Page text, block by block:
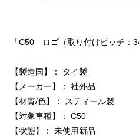
「C50 ロゴ（取り付けピッチ：
【製造国】： タイ製
【メーカー】： 社外品
【材質/色】： スティール製
【対象車種】： C50
【状態】： 未使用新品